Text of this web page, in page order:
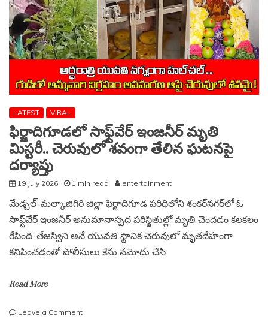
LATEST VIRAL
ఫిర్జాదిగూడలో సాఫ్ట్‌వేర్ ఇంజనీర్ మృతి
మిస్టరీ.. చెరువులో శవంగా తేలిన ఘటనపై
దర్యాప్తు
19 July 2026 1 min read entertainment
మేడ్చల్-మల్కాజిగిరి జిల్లా ఫిర్జాదిగూడ పరిధిలోని శంకర్‌నగర్‌లో ఓ
సాఫ్ట్‌వేర్ ఇంజనీర్ అనుమానాస్పద పరిస్థితుల్లో మృతి చెందడం కలకలం
రేపింది. తేజస్విని అనే యువతి స్థానిక చెరువులో మృతదేహంగా
కనిపించడంతో పోలీసులు కేసు నమోదు చేసి
Read More
Leave a Commenton